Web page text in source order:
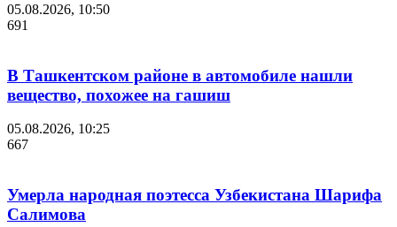
05.08.2026, 10:50
691
В Ташкентском районе в автомобиле нашли
вещество, похожее на гашиш
05.08.2026, 10:25
667
Умерла народная поэтесса Узбекистана Шарифа
Салимова